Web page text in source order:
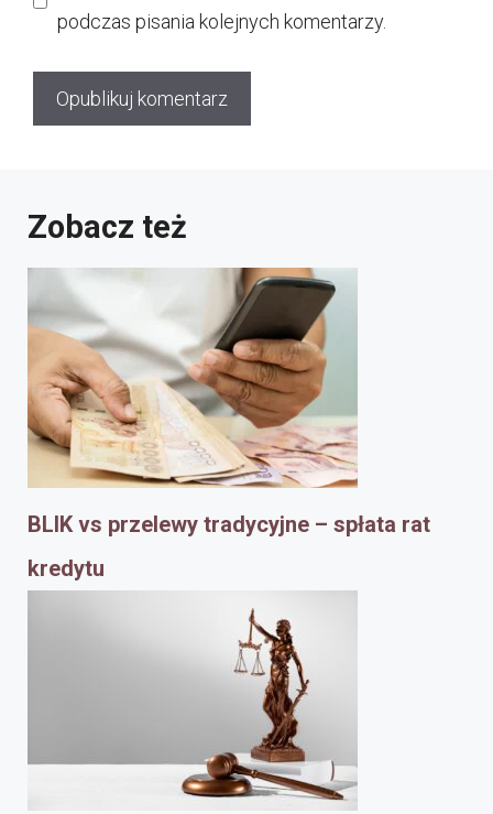
podczas pisania kolejnych komentarzy.
Zobacz też
BLIK vs przelewy tradycyjne – spłata rat
kredytu